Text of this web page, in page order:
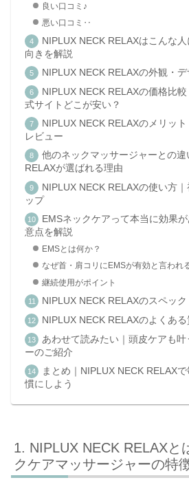
良い口コミ♪
悪い口コミ‥
NIPLUX NECK RELAXはこんな
向きを解説
NIPLUX NECK RELAXの外観・
NIPLUX NECK RELAXの価格比
式サイトどこが安い？
NIPLUX NECK RELAXのメリッ
レビュー
他のネックマッサージャーとの
RELAXが選ばれる理由
NIPLUX NECK RELAXの使い方
ップ
EMSネックケアって本当に効果
意点を解説
EMSとは何か？
なぜ首・肩コリにEMSが有効と言われ
継続使用がポイント
NIPLUX NECK RELAXのスペッ
NIPLUX NECK RELAXのよくある
あわせて読みたい｜頭皮ケアも
ーのご紹介
まとめ｜NIPLUX NECK RELAX
慣にしよう
NIPLUX NECK RELAXと
クケアマッサージャーの特